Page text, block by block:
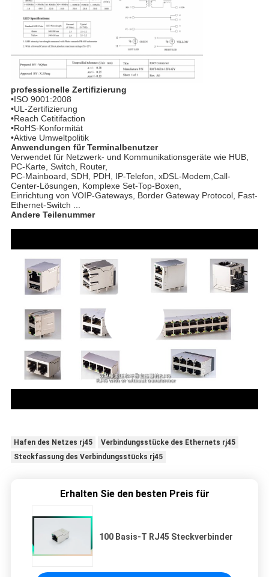
professionelle Zertifizierung
•ISO 9001:2008
•UL-Zertifizierung
•Reach Cetitifaction
•RoHS-Konformität
•Aktive Umweltpolitik
Anwendungen für Terminalbenutzer
Verwendet für Netzwerk- und Kommunikationsgeräte wie HUB,
PC-Karte, Switch, Router,
PC-Mainboard, SDH, PDH, IP-Telefon, xDSL-Modem, Call-
Center-Lösungen, Komplexe Set-Top-Boxen,
Einrichtung von VOIP-Gateways, Border Gateway Protocol, Fast-
Ethernet-Switch ...
Andere Teilenummer
Hafen des Netzes rj45
Verbindungsstücke des Ethernets rj45
Steckfassung des Verbindungsstücks rj45
Erhalten Sie den besten Preis für
100 Basis-T RJ45 Steckverbinder